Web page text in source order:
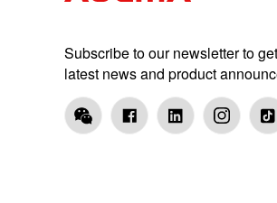
Subscribe to our newsletter to
latest news and product